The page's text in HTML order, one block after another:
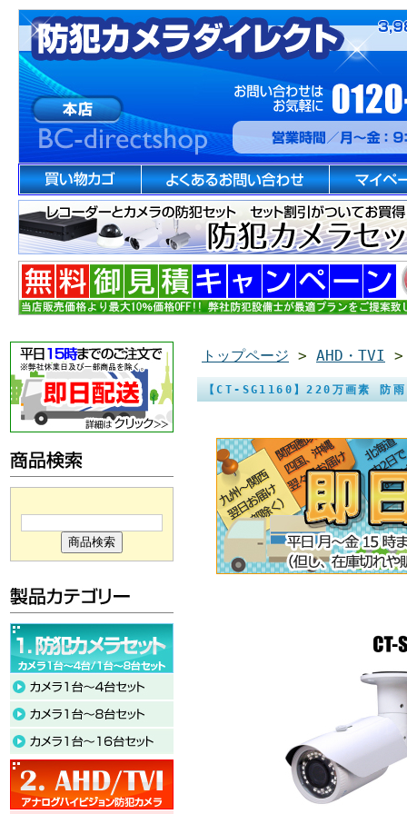
トップページ > AHD・TVI
【CT-SG1160】220万画素 防